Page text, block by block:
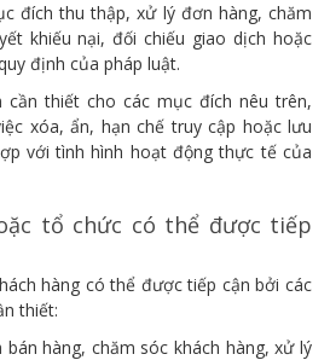
đích thu thập, xử lý đơn hàng, chăm
khiếu nại, đối chiếu giao dịch hoặc
định của pháp luật.
cần thiết cho các mục đích nêu trên,
xóa, ẩn, hạn chế truy cập hoặc lưu
với tình hình hoạt động thực tế của
tổ chức có thể được tiếp
hàng có thể được tiếp cận bởi các
thiết:
hàng, chăm sóc khách hàng, xử lý